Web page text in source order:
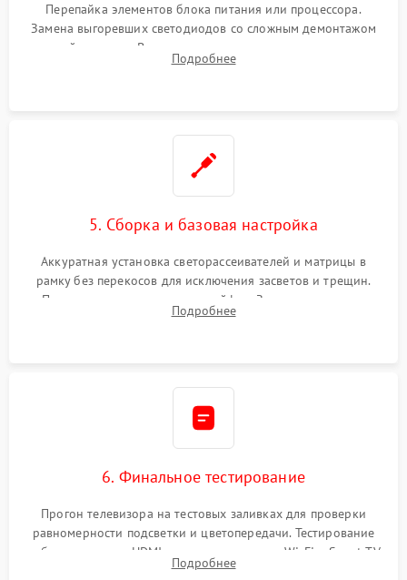
Перепайка элементов блока питания или процессора.
Замена выгоревших светодиодов со сложным демонтажом
хрупкой матрицы. Восстановление поврежденных дорожек,
прошивка микросхем памяти EEPROM
Подробнее
5. Сборка и базовая настройка
Аккуратная установка светорассеивателей и матрицы в
рамку без перекосов для исключения засветов и трещин.
Подключение внутренних шлейфов. Закрытие корпуса.
Сброс настроек и обновление программного обеспечения.
Подробнее
6. Финальное тестирование
Прогон телевизора на тестовых заливках для проверки
равномерности подсветки и цветопередачи. Тестирование
работы разъемов HDMI, динамиков, модуля Wi-Fi и Smart TV
в рабочем режиме в течение нескольких часов.
Подробнее